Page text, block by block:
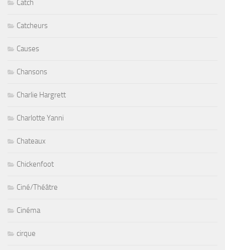
Catch
Catcheurs
Causes
Chansons
Charlie Hargrett
Charlotte Yanni
Chateaux
Chickenfoot
Ciné/Théâtre
Cinéma
cirque